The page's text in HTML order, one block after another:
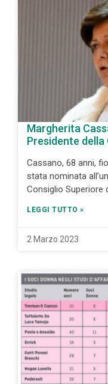
Margherita
Presidente
Cassano, 68 anni,
stata nominata
Consiglio Superiore
LEGGI TUTTO »
2 Marzo 2023